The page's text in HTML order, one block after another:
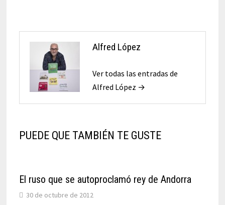
Alfred López
Ver todas las entradas de
Alfred López →
PUEDE QUE TAMBIÉN TE GUSTE
El ruso que se autoproclamó rey de Andorra
30 de octubre de 2012